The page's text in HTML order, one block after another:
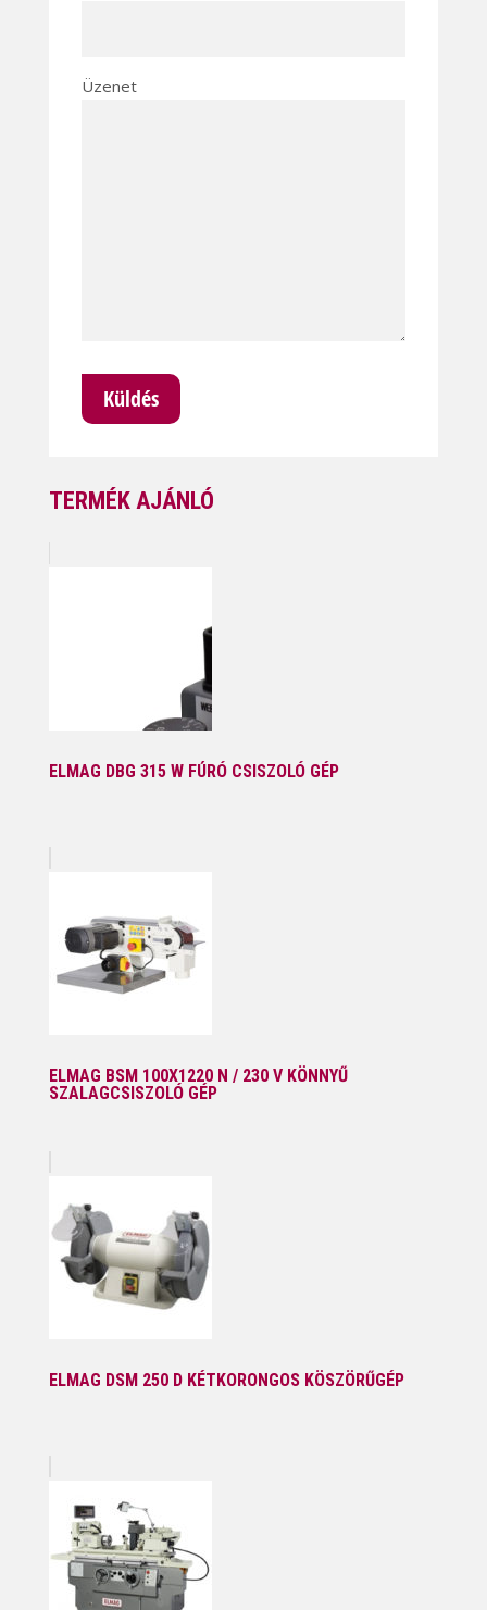
Üzenet
TERMÉK AJÁNLÓ
ELMAG DBG 315 W FÚRÓ CSISZOLÓ GÉP
ELMAG BSM 100X1220 N / 230 V KÖNNYŰ
SZALAGCSISZOLÓ GÉP
ELMAG DSM 250 D KÉTKORONGOS KÖSZÖRŰGÉP